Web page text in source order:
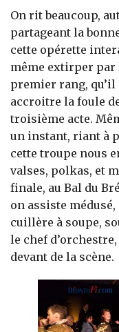
On rit beaucoup,
partageant la
cette opérette
même extirper par
premier rang,
accroitre la foule
troisième acte.
un instant, riant à
cette troupe nous
valses, polkas, et
finale, au Bal du
on assiste
cuillère à soupe,
le chef
devant de la scène.